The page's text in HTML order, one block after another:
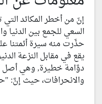
إنّ من أخطر المكائد
السعي للجمع بين الدنيا
حذّرت منه سيرة أئمتنا
يقع في مقابل النزعة
دوَّامة خطيرة, وهي أصل
والانحرافات، حيث إنَّ: